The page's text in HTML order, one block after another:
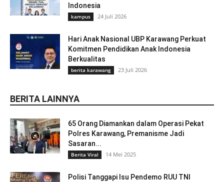
Indonesia
kampus 24 Juli 2026
Hari Anak Nasional UBP Karawang Perkuat
Komitmen Pendidikan Anak Indonesia
Berkualitas
berita karawang 23 Juli 2026
BERITA LAINNYA
65 Orang Diamankan dalam Operasi Pekat
Polres Karawang, Premanisme Jadi
Sasaran...
Berita Viral 14 Mei 2025
Polisi Tanggapi Isu Pendemo RUU TNI